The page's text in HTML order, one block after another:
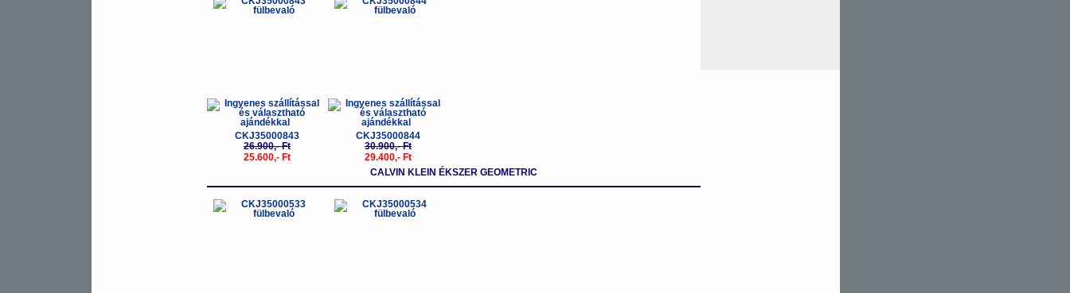
-5%
CKJ35000843
26.900,- Ft
25.600,- Ft
-5%
CKJ35000844
30.900,- Ft
29.400,- Ft
CALVIN KLEIN ÉKSZER GEOMETRIC
-5% -5%